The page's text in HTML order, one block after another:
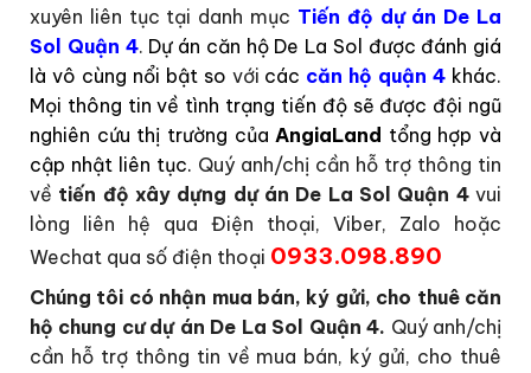
xuyên liên tục tại danh mục Tiến độ dự án De La
Sol Quận 4. Dự án căn hộ De La Sol được đánh giá
là vô cùng nổi bật so với các căn hộ quận 4 khác.
Mọi thông tin về tình trạng tiến độ sẽ được đội ngũ
nghiên cứu thị trường củaAngiaLand tổng hợp và
cập nhật liên tục. Quý anh/chị cần hỗ trợ thông tin
về tiến độ xây dựng dự án De La Sol Quận 4vui
lòng liên hệ qua Điện thoại, Viber, Zalo hoặc
Wechat qua số điện thoại 0933.098.890
Chúng tôi có nhận mua bán, ký gửi, cho thuê căn
hộ chung cư dự án De La Sol Quận 4. Quý anh/chị
cần hỗ trợ thông tin về mua bán, ký gửi, cho thuê